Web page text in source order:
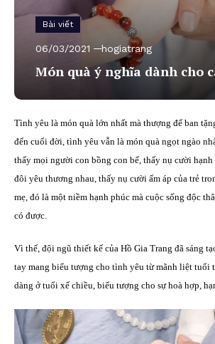
Bài viết
06/03/2021 hogiatrang
Món quà ý nghĩa dành cho
Tình yêu là món quà lớn nhất mà thượng đế ban
đến cuối đời, tình yêu vẫn là món quà ngọt ngào
thấy mọi người con bồng con bế, thấy nụ cười
đôi yêu thương nhau, thấy nụ cười ấm áp của trẻ
mẹ, đó là một niềm hạnh phúc mà cuộc sống độc
có được.
Vì thế, đội ngũ thiết kế của Hồ Gia Trang đã sáng
tay mang biểu tượng cho tình yêu từ mãnh liệt tuổi
dàng ở tuổi xế chiều, biểu tượng cho sự hoà hợp,